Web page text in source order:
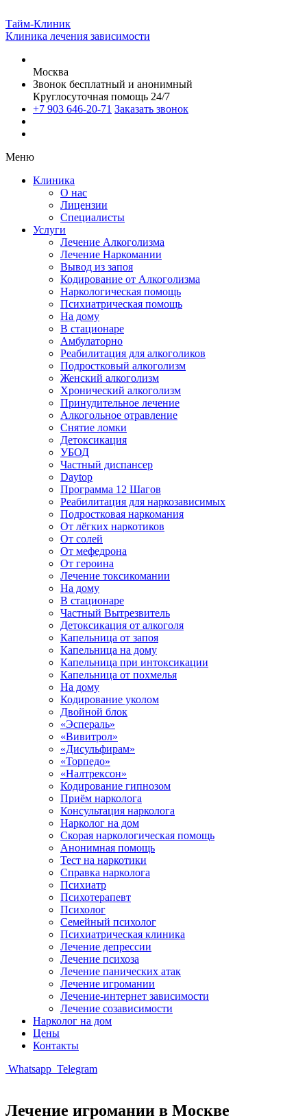
Тайм-Клиник
Клиника лечения зависимости
Москва
Звонок бесплатный и анонимный
Круглосуточная помощь 24/7
+7 903 646-20-71 Заказать звонок
Меню
Клиника
О нас
Лицензии
Специалисты
Услуги
Лечение Алкоголизма
Лечение Наркомании
Вывод из запоя
Кодирование от Алкоголизма
Наркологическая помощь
Психиатрическая помощь
На дому
В стационаре
Амбулаторно
Реабилитация для алкоголиков
Подростковый алкоголизм
Женский алкоголизм
Хронический алкоголизм
Принудительное лечение
Алкогольное отравление
Снятие ломки
Детоксикация
УБОД
Частный диспансер
Daytop
Программа 12 Шагов
Реабилитация для наркозависимых
Подростковая наркомания
От лёгких наркотиков
От солей
От мефедрона
От героина
Лечение токсикомании
На дому
В стационаре
Частный Вытрезвитель
Детоксикация от алкоголя
Капельница от запоя
Капельница на дому
Капельница при интоксикации
Капельница от похмелья
На дому
Кодирование уколом
Двойной блок
«Эспераль»
«Вивитрол»
«Дисульфирам»
«Торпедо»
«Налтрексон»
Кодирование гипнозом
Приём нарколога
Консультация нарколога
Нарколог на дом
Скорая наркологическая помощь
Анонимная помощь
Тест на наркотики
Справка нарколога
Психиатр
Психотерапевт
Психолог
Семейный психолог
Психиатрическая клиника
Лечение депрессии
Лечение психоза
Лечение панических атак
Лечение игромании
Лечение-интернет зависимости
Лечение созависимости
Нарколог на дом
Цены
Контакты
Whatsapp Telegram
Лечение игромании в Москве